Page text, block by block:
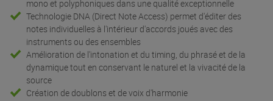
mono et polyphoniques dans une qualité exceptionnelle
Technologie DNA (Direct Note Access) permet d'éditer des
notes individuelles à l'intérieur d'accords joués avec des
instruments ou des ensembles
Amélioration de l'intonation et du timing, du phrasé et de la
dynamique tout en conservant le naturel et la vivacité de la
source
Création de doublons et de voix d'harmonie